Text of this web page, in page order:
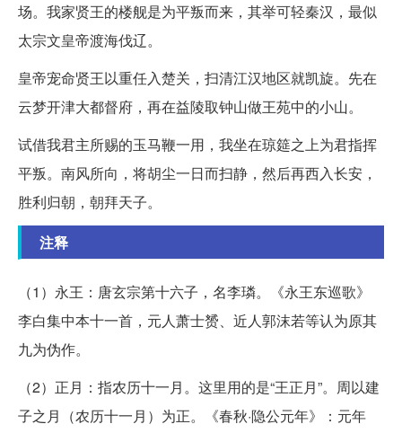
场。我家贤王的楼舰是为平叛而来，其举可轻秦汉，最似
太宗文皇帝渡海伐辽。
皇帝宠命贤王以重任入楚关，扫清江汉地区就凯旋。先在
云梦开津大都督府，再在益陵取钟山做王苑中的小山。
试借我君主所赐的玉马鞭一用，我坐在琼筵之上为君指挥
平叛。南风所向，将胡尘一日而扫静，然后再西入长安，
胜利归朝，朝拜天子。
注释
（1）永王：唐玄宗第十六子，名李璘。《永王东巡歌》
李白集中本十一首，元人萧士赟、近人郭沫若等认为原其
九为伪作。
（2）正月：指农历十一月。这里用的是“王正月”。周以建
子之月（农历十一月）为正。《春秋·隐公元年》：元年